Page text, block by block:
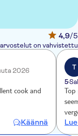
or Félicité
granite boulders,
the epitome
and covered in
of the
filled with
underwater
4,9/5
arvostelut on vahvistettu
2026
Käännä
T
5